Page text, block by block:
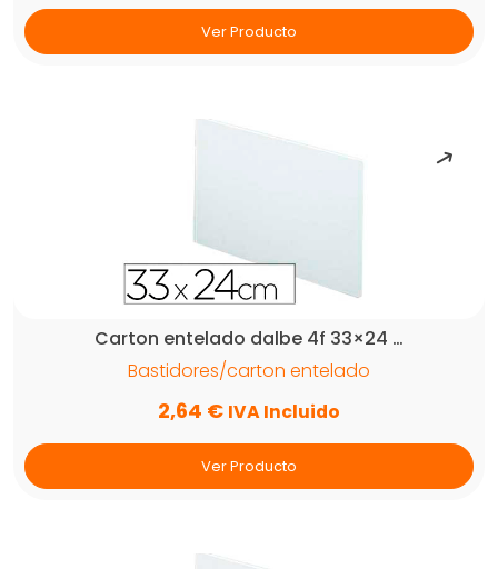
Ver Producto
Carton entelado dalbe 4f 33×24 …
Bastidores/carton entelado
2,64 € IVA Incluido
Ver Producto